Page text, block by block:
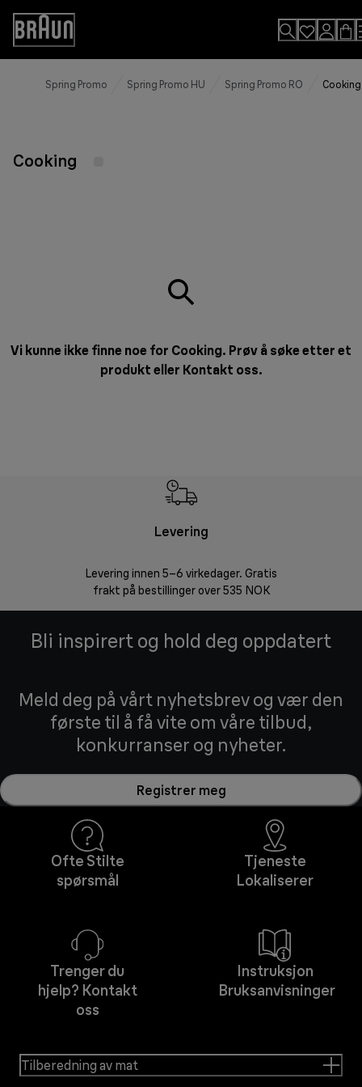
Skip
Content
Accessibility
Statement
Spring Promo Spring Promo HU Spring Promo RO Cooking
Cooking
Vi kunne ikke finne noe for Cooking. Prøv å søke etter et
produkt eller Kontakt oss.
Levering
Levering innen 5–6 virkedager. Gratis
frakt på bestillinger over 535 NOK
Bli inspirert og hold deg oppdatert
Meld deg på vårt nyhetsbrev og vær den
første til å få vite om våre tilbud,
konkurranser og nyheter.
Registrer meg
Ofte Stilte
spørsmål
Tjeneste
Lokaliserer
Trenger du
hjelp? Kontakt
oss
Instruksjon
Bruksanvisninger
Tilberedning av mat